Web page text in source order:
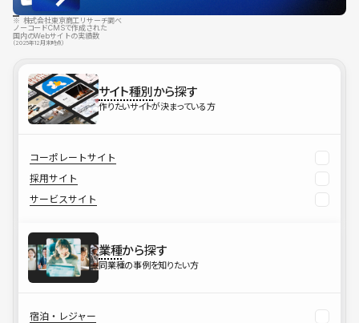
※ 株式会社東京商工リサーチ調べ
ノーコードCMSで作成された
国内のWebサイトの実績数
（2025年12月末時点）
サイト種別から探す
作りたいサイトが決まっている方
コーポレートサイト
採用サイト
サービスサイト
業種から探す
同業種の事例を知りたい方
宿泊・レジャー